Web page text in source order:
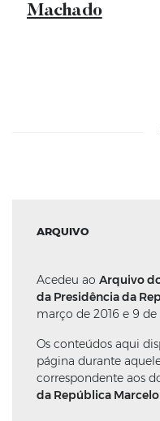
Machado
ARQUIVO
Acedeu ao Arquivo
da Presidência da
março de 2016 e 9
Os conteúdos aqui
página durante
correspondente aos
da República